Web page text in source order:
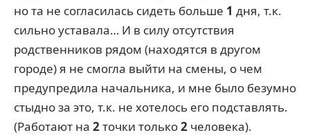
но та не согласилась сидеть больше 1 дня, т.к.
сильно уставала… И в силу отсутствия
родственников рядом (находятся в другом
городе) я не смогла выйти на смены, о чем
предупредила начальника, и мне было безумно
стыдно за это, т.к. не хотелось его подставлять.
(Работают на 2точки только2 человека).